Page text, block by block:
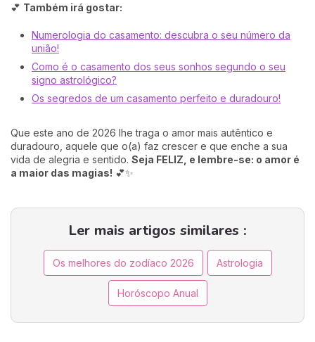
💕 Também irá gostar:
Numerologia do casamento: descubra o seu número da
união!
Como é o casamento dos seus sonhos segundo o seu
signo astrológico?
Os segredos de um casamento perfeito e duradouro!
Que este ano de 2026 lhe traga o amor mais autêntico e
duradouro, aquele que o(a) faz crescer e que enche a sua
vida de alegria e sentido. Seja FELIZ, e lembre-se: o amor é
a maior das magias! 💕✨
Ler mais artigos similares :
Os melhores do zodíaco 2026 Astrologia
Horóscopo Anual